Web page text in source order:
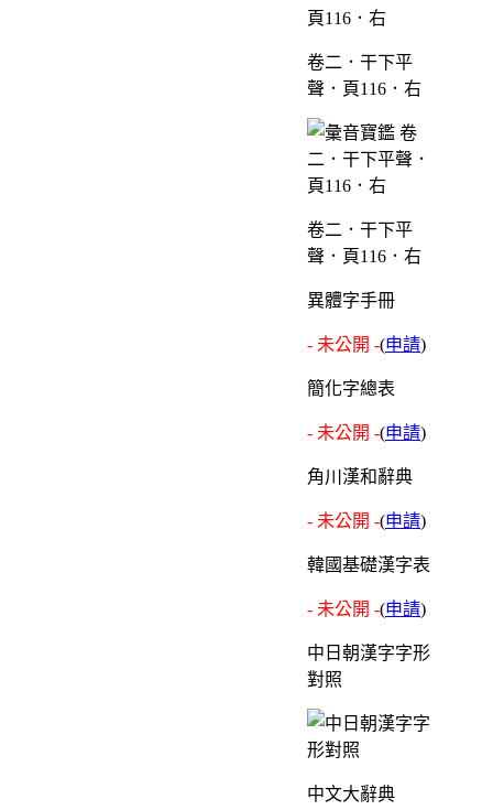
卷二．干下平
聲．頁116．右
卷二．干下平
聲．頁116．右
異體字手冊
- 未公開 -(申請)
簡化字總表
- 未公開 -(申請)
角川漢和辭典
- 未公開 -(申請)
韓國基礎漢字表
- 未公開 -(申請)
中日朝漢字字形
對照
中文大辭典